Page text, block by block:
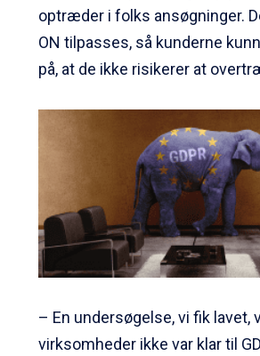
optræder i folks ansøgninger.
ON tilpasses, så kunderne
på, at de ikke risikerer at
– En undersøgelse, vi fik lavet,
virksomheder ikke var klar til